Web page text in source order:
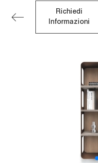
Richiedi
Informazioni